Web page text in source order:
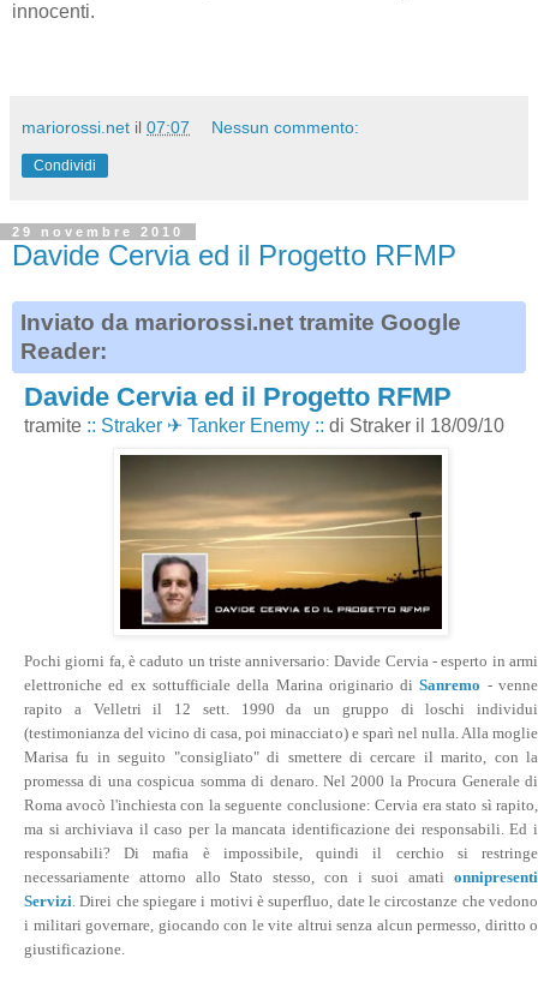
innocenti.
mariorossi.net il 07:07 Nessun commento:
Condividi
29 novembre 2010
Davide Cervia ed il Progetto RFMP
Inviato da mariorossi.net tramite Google
Reader:
Davide Cervia ed il Progetto RFMP
tramite :: Straker ✈ Tanker Enemy :: di Straker il 18/09/10
Pochi giorni fa, è caduto un triste anniversario: Davide Cervia - esperto in armi
elettroniche ed ex sottufficiale della Marina originario diSanremo - venne
rapito a Velletri il 12 sett. 1990 da un gruppo di loschi individui
(testimonianza del vicino di casa, poi minacciato) e sparì nel nulla. Alla moglie
Marisa fu in seguito "consigliato" di smettere di cercare il marito, con la
promessa di una cospicua somma di denaro. Nel 2000 la Procura Generale di
Roma avocò l'inchiesta con la seguente conclusione: Cervia era stato sì rapito,
ma si archiviava il caso per la mancata identificazione dei responsabili. Ed i
responsabili? Di mafia è impossibile, quindi il cerchio si restringe
necessariamente attorno allo Stato stesso, con i suoi amati onnipresenti
Servizi . Direi che spiegare i motivi è superfluo, date le circostanze che vedono
i militari governare, giocando con le vite altrui senza alcun permesso, diritto o
giustificazione.